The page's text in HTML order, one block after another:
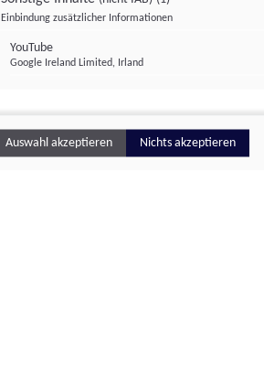
Einbindung zusätzlicher Informationen
YouTube
Google Ireland Limited, Irland
Auswahl akzeptieren Nichts akzeptieren